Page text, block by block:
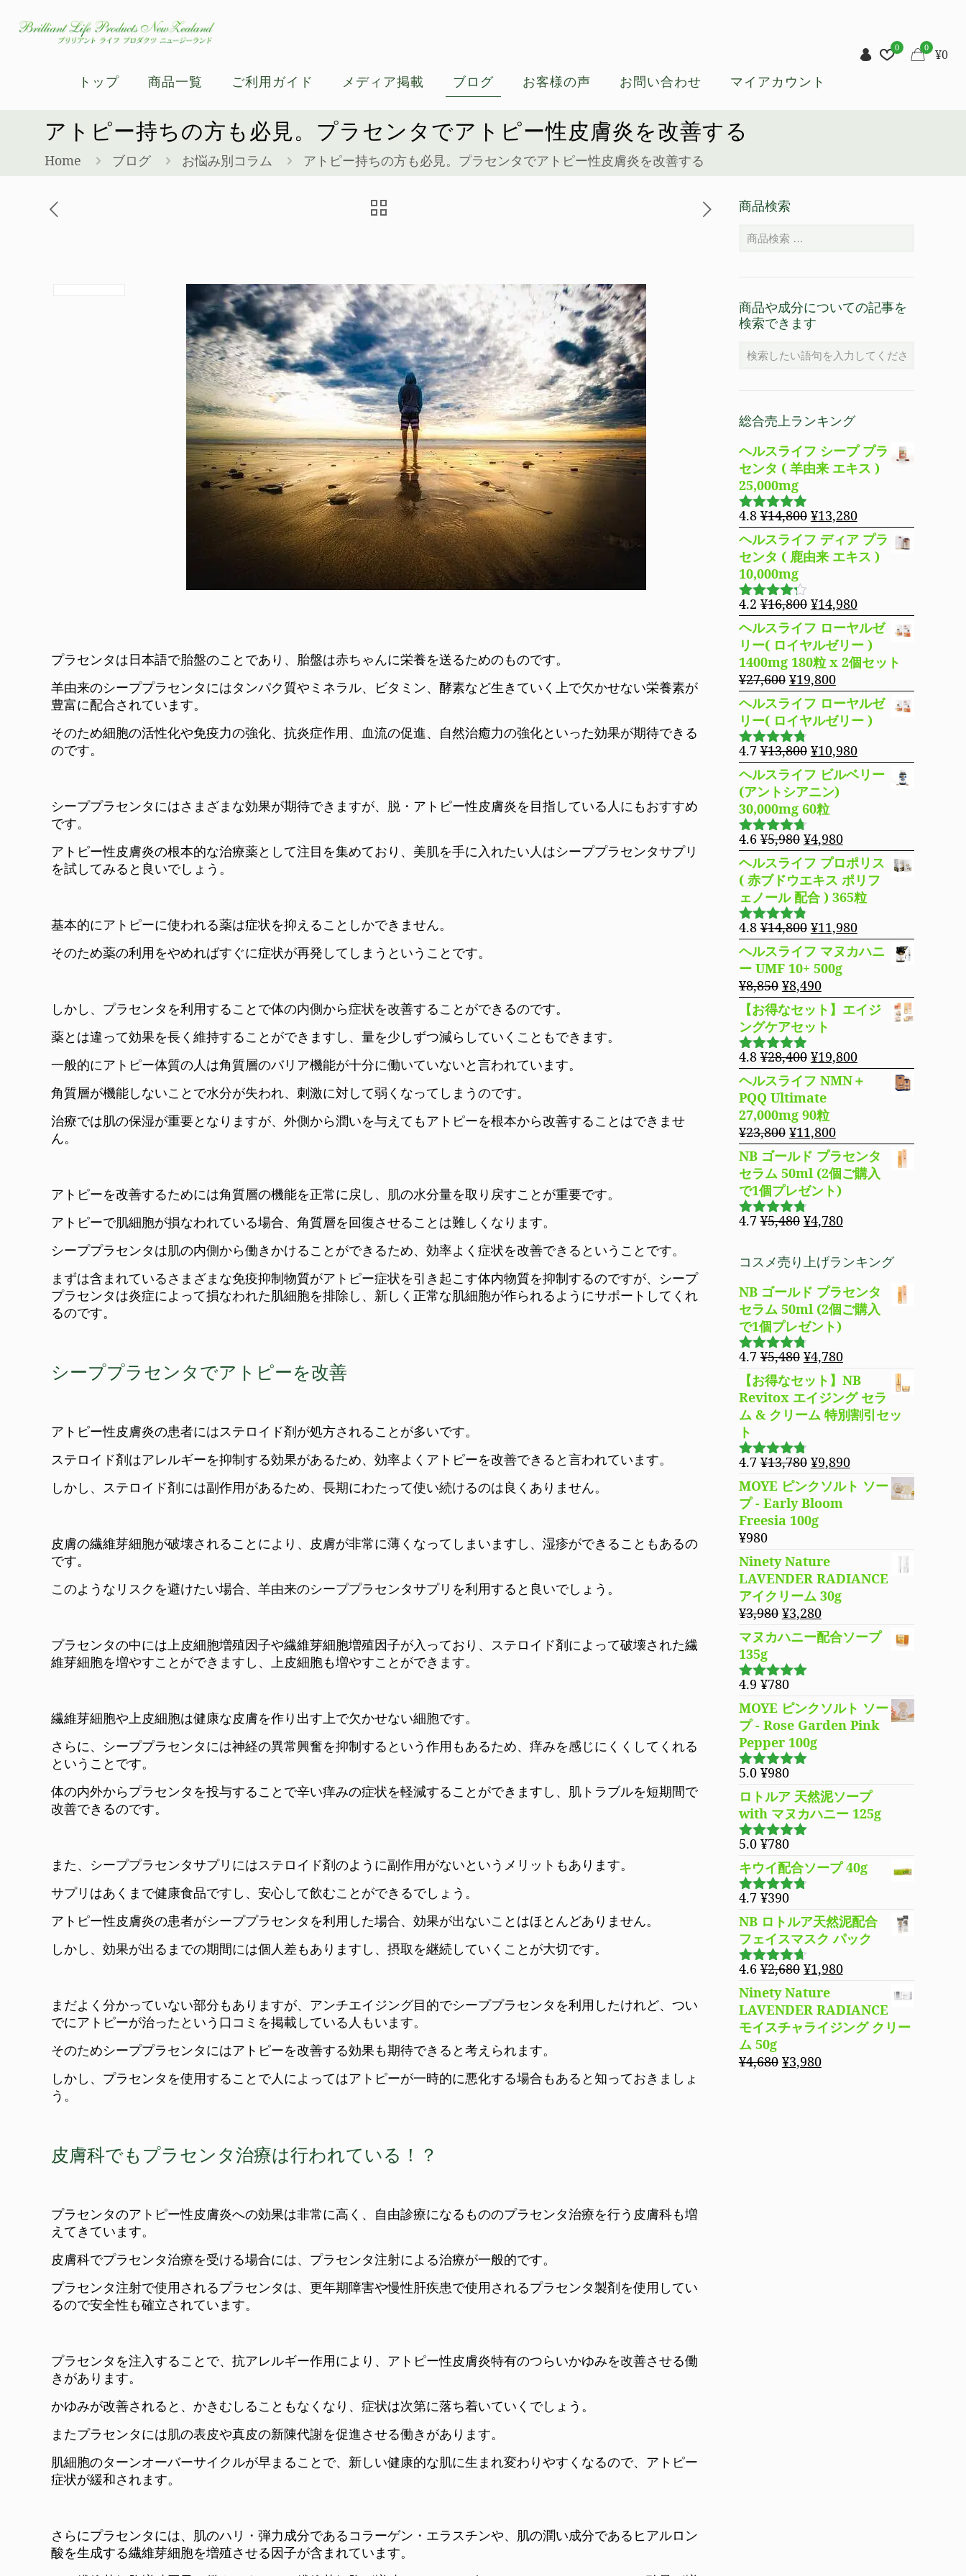
トップ 商品一覧 ご利用ガイド メディア掲載 ブログ お客様の声 お問い合わせ マイアカウント
0 0 ¥0
アトピー持ちの方も必見。プラセンタでアトピー性皮膚炎を改善する
Home ブログ お悩み別コラム アトピー持ちの方も必見。プラセンタでアトピー性皮膚炎を改善する
プラセンタは日本語で胎盤のことであり、胎盤は赤ちゃんに栄養を送るためのものです。
羊由来のシーププラセンタにはタンパク質やミネラル、ビタミン、酵素など生きていく上で欠かせない栄養素が
豊富に配合されています。
そのため細胞の活性化や免疫力の強化、抗炎症作用、血流の促進、自然治癒力の強化といった効果が期待できる
のです。
シーププラセンタにはさまざまな効果が期待できますが、脱・アトピー性皮膚炎を目指している人にもおすすめ
です。
アトピー性皮膚炎の根本的な治療薬として注目を集めており、美肌を手に入れたい人はシーププラセンタサプリ
を試してみると良いでしょう。
基本的にアトピーに使われる薬は症状を抑えることしかできません。
そのため薬の利用をやめればすぐに症状が再発してしまうということです。
しかし、プラセンタを利用することで体の内側から症状を改善することができるのです。
薬とは違って効果を長く維持することができますし、量を少しずつ減らしていくこともできます。
一般的にアトピー体質の人は角質層のバリア機能が十分に働いていないと言われています。
角質層が機能しないことで水分が失われ、刺激に対して弱くなってしまうのです。
治療では肌の保湿が重要となりますが、外側から潤いを与えてもアトピーを根本から改善することはできませ
ん。
アトピーを改善するためには角質層の機能を正常に戻し、肌の水分量を取り戻すことが重要です。
アトピーで肌細胞が損なわれている場合、角質層を回復させることは難しくなります。
シーププラセンタは肌の内側から働きかけることができるため、効率よく症状を改善できるということです。
まずは含まれているさまざまな免疫抑制物質がアトピー症状を引き起こす体内物質を抑制するのですが、シープ
プラセンタは炎症によって損なわれた肌細胞を排除し、新しく正常な肌細胞が作られるようにサポートしてくれ
るのです。
シーププラセンタでアトピーを改善
アトピー性皮膚炎の患者にはステロイド剤が処方されることが多いです。
ステロイド剤はアレルギーを抑制する効果があるため、効率よくアトピーを改善できると言われています。
しかし、ステロイド剤には副作用があるため、長期にわたって使い続けるのは良くありません。
皮膚の繊維芽細胞が破壊されることにより、皮膚が非常に薄くなってしまいますし、湿疹ができることもあるの
です。
このようなリスクを避けたい場合、羊由来のシーププラセンタサプリを利用すると良いでしょう。
プラセンタの中には上皮細胞増殖因子や繊維芽細胞増殖因子が入っており、ステロイド剤によって破壊された繊
維芽細胞を増やすことができますし、上皮細胞も増やすことができます。
繊維芽細胞や上皮細胞は健康な皮膚を作り出す上で欠かせない細胞です。
さらに、シーププラセンタには神経の異常興奮を抑制するという作用もあるため、痒みを感じにくくしてくれる
ということです。
体の内外からプラセンタを投与することで辛い痒みの症状を軽減することができますし、肌トラブルを短期間で
改善できるのです。
また、シーププラセンタサプリにはステロイド剤のように副作用がないというメリットもあります。
サプリはあくまで健康食品ですし、安心して飲むことができるでしょう。
アトピー性皮膚炎の患者がシーププラセンタを利用した場合、効果が出ないことはほとんどありません。
しかし、効果が出るまでの期間には個人差もありますし、摂取を継続していくことが大切です。
まだよく分かっていない部分もありますが、アンチエイジング目的でシーププラセンタを利用したけれど、つい
でにアトピーが治ったという口コミを掲載している人もいます。
そのためシーププラセンタにはアトピーを改善する効果も期待できると考えられます。
しかし、プラセンタを使用することで人によってはアトピーが一時的に悪化する場合もあると知っておきましょ
う。
皮膚科でもプラセンタ治療は行われている！？
プラセンタのアトピー性皮膚炎への効果は非常に高く、自由診療になるもののプラセンタ治療を行う皮膚科も増
えてきています。
皮膚科でプラセンタ治療を受ける場合には、プラセンタ注射による治療が一般的です。
プラセンタ注射で使用されるプラセンタは、更年期障害や慢性肝疾患で使用されるプラセンタ製剤を使用してい
るので安全性も確立されています。
プラセンタを注入することで、抗アレルギー作用により、アトピー性皮膚炎特有のつらいかゆみを改善させる働
きがあります。
かゆみが改善されると、かきむしることもなくなり、症状は次第に落ち着いていくでしょう。
またプラセンタには肌の表皮や真皮の新陳代謝を促進させる働きがあります。
肌細胞のターンオーバーサイクルが早まることで、新しい健康的な肌に生まれ変わりやすくなるので、アトピー
症状が緩和されます。
さらにプラセンタには、肌のハリ・弾力成分であるコラーゲン・エラスチンや、肌の潤い成分であるヒアルロン
酸を生成する繊維芽細胞を増殖させる因子が含まれています。
商品検索
商品や成分についての記事を
検索できます
総合売上ランキング
ヘルスライフ シープ プラ
センタ ( 羊由来 エキス )
25,000mg
5段階で
4.83 の評
価
4.8 ¥14,800 元
の
価
格
¥14,800
で
し
た。
¥13,280現
在
の
価
は
¥13,280
で
す。
ヘルスライフ ディア プラ
センタ ( 鹿由来 エキス )
10,000mg
5段階で
4.19 の評
価
4.2 ¥16,800 元
の
価
格
は
¥16,800
で
し
¥14,980現
在
の
価
格
は
¥14,980
で
ヘルスライフ ローヤルゼ
リー( ロイヤルゼリー )
1400mg 180粒 x 2個セット
¥27,600 元
の
価
格
は
¥27,600
で
し
た。
¥19,800現
在
の
価
格
は
¥19,800
で
ヘルスライフ ローヤルゼ
リー( ロイヤルゼリー )
5段階で
4.69 の評
価
4.7 ¥13,800 元
の
価
格
は
¥13,800
で
し
た。
¥10,980現
在
の
¥10,980
で
す。
ヘルスライフ ビルベリー
(アントシアニン)
30,000mg 60粒
5段階で
4.63 の評
価
4.6 ¥5,980 元
の
価
格
は
¥5,980
で
し
た。
¥4,980現
在
の
価
格
は
¥4,980
で
す。
ヘルスライフ プロポリス
( 赤ブドウエキス ポリフ
ェノール 配合 ) 365粒
5段階で
4.76 の評
価
4.8 ¥14,800 元
の
価
格
は
¥14,800
で
た。
¥11,980現
在
の
格
は
す。
ヘルスライフ マヌカハニ
ー UMF 10+ 500g
¥8,850 元
の
価
格
は
¥8,850
で
し
た。
¥8,490現
在
の
価
格
は
¥8,490
で
す。
【お得なセット】エイジ
ングケアセット
5段階で
4.83 の評
価
4.8 ¥28,400 元
の
価
格
は
¥28,400
で
し
た。
¥19,800現
在
の
は
¥19,800
で
ヘルスライフ NMN＋
PQQ Ultimate
27,000mg 90粒
¥23,800 元
の
価
格
は
¥23,800
た。
¥11,800現
在
の
価
格
は
す。
NB ゴールド プラセンタ
セラム 50ml (2個ご購入
で1個プレゼント)
5段階で
4.7 ¥5,480 元
価
格
は
¥5,480
で
し
た。
¥4,780現
の
価
格
は
す。
コスメ売り上げランキング
NB ゴールド プラセンタ
セラム 50ml (2個ご購入
で1個プレゼント)
5段階で
4.69の評
価
4.7 ¥5,480 元
価
格
は
¥5,480
で
し
た。
¥4,780現
在
の
価
格
¥4,780
で
す。
【お得なセット】NB
Revitox エイジング セラ
ム & クリーム 特別割引セッ
ト
5段階で
4.70の評
価
4.7 ¥13,780 元
の
価
格
は
で
し
た。
¥9,890現
在
の
で
MOYE ピンクソルト ソー
プ - Early Bloom
Freesia 100g
¥980
Ninety Nature
LAVENDER RADIANCE
アイクリーム 30g
¥3,980 元
の
価
格
は
¥3,980
で
し
た。
¥3,280現
在
の
¥3,280
で
マヌカハニー配合ソープ
135g
5段階で
4.94の評価
4.9 ¥780
MOYE ピンクソルト ソー
プ - Rose Garden Pink
Pepper 100g
5段階で
5.00
の評価
5.0 ¥980
ロトルア 天然泥ソープ
with マヌカハニー 125g
5段階で
5.00の評価
5.0 ¥780
キウイ配合ソープ 40g
5段階で
4.70 の評
価
4.7 ¥390
NB ロトルア天然泥配合
フェイスマスク パック
5段階で
4.60
の評
価
4.6 ¥2,680 元
の
価
格
は
¥2,680
で
¥1,980現
の
価
格
Ninety Nature
LAVENDER RADIANCE
モイスチャライジング クリー
ム 50g
¥4,680 元
¥3,980現